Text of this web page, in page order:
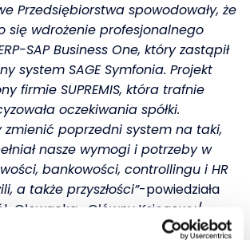
Przedsiębiorstwa spowodowały, że
się wdrożenie profesjonalnego
SAP Business One, który zastąpił
system SAGE Symfonia. Projekt
firmie SUPREMIS, która trafnie
oczekiwania spółki.
zmienić poprzedni system na taki,
nasze wymogi i potrzeby w
bankowości, controllingu i HR
a także przyszłości”-powiedziała
Głowacka- Główny Księgowy/